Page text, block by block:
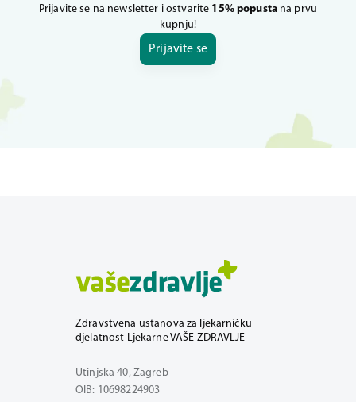
Prijavite se na newsletter i ostvarite 15% popustana prvu
kupnju!
Prijavite se
Zdravstvena ustanova za ljekarničku
djelatnost Ljekarne VAŠE ZDRAVLJE
Utinjska 40, Zagreb
OIB: 10698224903